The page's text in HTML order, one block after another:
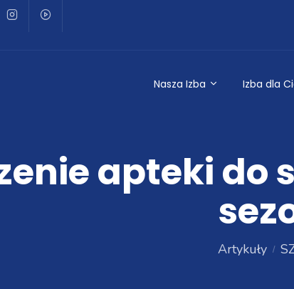
Nasza Izba Izba dla
apteki
Artykuły